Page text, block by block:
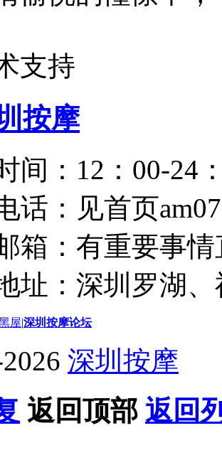
支持
按摩
间：12：00-24
话：见首页
箱：有重要事
址：深圳罗湖
屋|深圳按摩论坛
深圳按摩
返回顶部 返回